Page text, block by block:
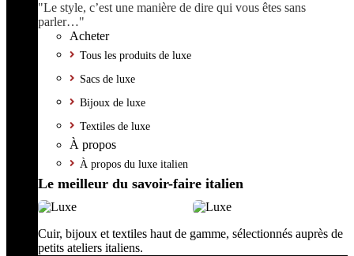
"Le style, c’est une manière de dire qui vous êtes sans
parler…"
Acheter
Tous les produits de luxe
Sacs de luxe
Bijoux de luxe
Textiles de luxe
À propos
À propos du luxe italien
Le meilleur du savoir-faire italien
Cuir, bijoux et textiles haut de gamme, sélectionnés auprès de
petits ateliers italiens.